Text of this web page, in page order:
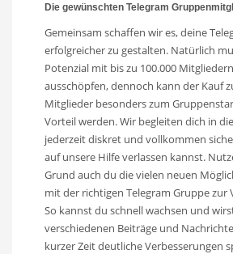
Die gewünschten Telegram
Gemeinsam schaffen wir es, deine
erfolgreicher zu gestalten. Natürlich
Potenzial mit bis zu 100.000
ausschöpfen, dennoch kann der Kauf
Mitglieder besonders zum
Vorteil werden. Wir begleiten dich in
jederzeit diskret und vollkommen
auf unsere Hilfe verlassen kannst.
Grund auch du die vielen neuen
mit der richtigen Telegram Gruppe zur
So kannst du schnell wachsen und
verschiedenen Beiträge und
kurzer Zeit deutliche Verbesserungen